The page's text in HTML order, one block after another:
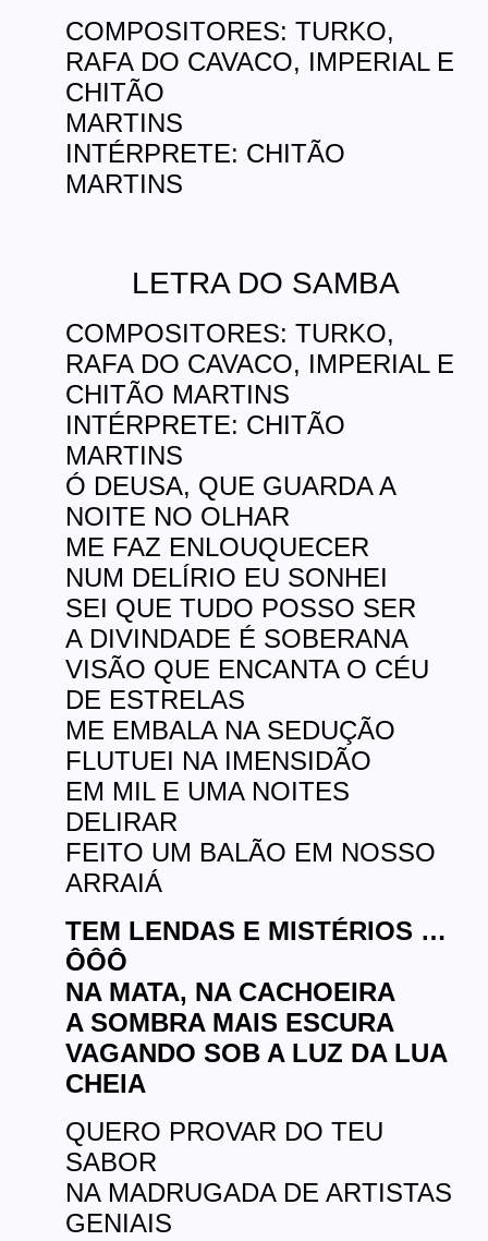
COMPOSITORES: TURKO,
RAFA DO CAVACO, IMPERIAL E
CHITÃO
MARTINS
INTÉRPRETE: CHITÃO
MARTINS
LETRA DO SAMBA
COMPOSITORES: TURKO,
RAFA DO CAVACO, IMPERIAL E
CHITÃO MARTINS
INTÉRPRETE: CHITÃO
MARTINS
Ó DEUSA, QUE GUARDA A
NOITE NO OLHAR
ME FAZ ENLOUQUECER
NUM DELÍRIO EU SONHEI
SEI QUE TUDO POSSO SER
A DIVINDADE É SOBERANA
VISÃO QUE ENCANTA O CÉU
DE ESTRELAS
ME EMBALA NA SEDUÇÃO
FLUTUEI NA IMENSIDÃO
EM MIL E UMA NOITES
DELIRAR
FEITO UM BALÃO EM NOSSO
ARRAIÁ
TEM LENDAS E MISTÉRIOS …
ÔÔÔ
NA MATA, NA CACHOEIRA
A SOMBRA MAIS ESCURA
VAGANDO SOB A LUZ DA LUA
CHEIA
QUERO PROVAR DO TEU
SABOR
NA MADRUGADA DE ARTISTAS
GENIAIS